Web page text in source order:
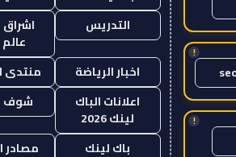
!
!
التدريس
اشراق
اخبار الرياضة
منتدى
اعلانات الباك
لينك 2026
شوف
باك لينك
مصادر